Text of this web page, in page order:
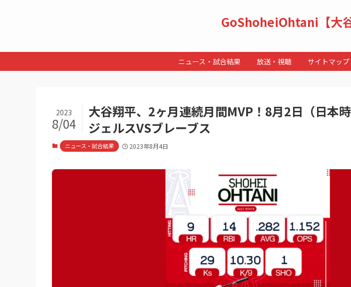
GoShoheiOhtani【大
ニュース・試合結果 放送・視聴 サイトマップ
大谷翔平、2ヶ月連続月間MVP！8月2日（日本
ジェルスVSブレーブス
2023
8/04
ニュース・試合結果 2023年8月4日